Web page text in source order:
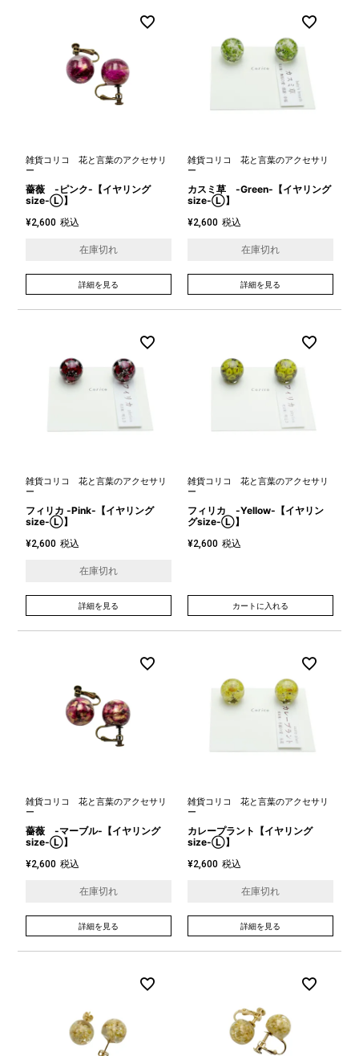
雑貨コリコ 花と言葉のアクセサリ
ー
薔薇 -ピンク-【イヤリング
size-Ⓛ】
¥2,600 税込
在庫切れ
詳細を見る
雑貨コリコ 花と言葉のアクセサリ
ー
カスミ草 -Green-【イヤリング
size-Ⓛ】
¥2,600 税込
在庫切れ
詳細を見る
雑貨コリコ 花と言葉のアクセサリ
ー
フィリカ -Pink-【イヤリング
size-Ⓛ】
¥2,600 税込
在庫切れ
詳細を見る
雑貨コリコ 花と言葉のアクセサリ
ー
フィリカ -Yellow-【イヤリン
グsize-Ⓛ】
¥2,600 税込
カートに入れる
雑貨コリコ 花と言葉のアクセサリ
ー
薔薇 -マーブル-【イヤリング
size-Ⓛ】
¥2,600 税込
在庫切れ
詳細を見る
雑貨コリコ 花と言葉のアクセサリ
ー
カレープラント【イヤリング
size-Ⓛ】
¥2,600 税込
在庫切れ
詳細を見る